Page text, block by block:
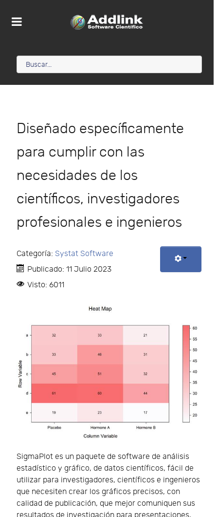
Diseñado específicamente
para cumplir con las
necesidades de los
científicos, investigadores
profesionales e ingenieros
Categoría: Systat Software
Publicado: 11 Julio 2023
Visto: 6011
SigmaPlot es un paquete de software de análisis
estadístico y gráfico, de datos científicos, fácil de
utilizar para investigadores, científicos e ingenieros
que necesiten crear los gráficos precisos, con
calidad de publicación, que mejor comuniquen sus